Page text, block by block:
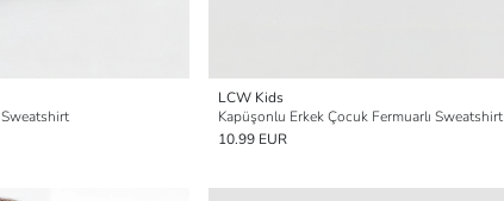
Sweatshirt
LCW Kids
Kapüşonlu Erkek Çocuk Fermuarlı Sweatshirt
10.99 EUR